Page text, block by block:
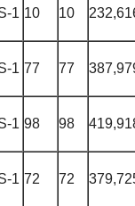
1 10 10
1 77 77
1 98 98
1 72 72